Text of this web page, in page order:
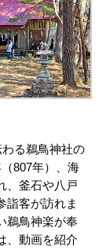
る鵜鳥神社の
807年）、海
、釜石や八戸
詣客が訪れま
鵜鳥神楽が奉
、動画を紹介